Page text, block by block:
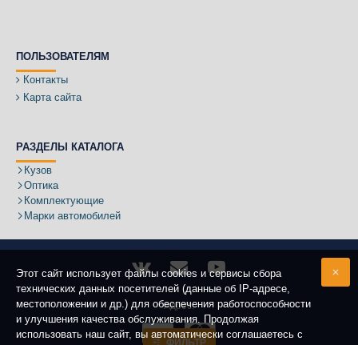
ПОЛЬЗОВАТЕЛЯМ
Контакты
Карта сайта
РАЗДЕЛЫ КАТАЛОГА
Кузов
Оптика
Комплектующие
Марки автомобилей
Адрес:
Этот сайт использует файлы cookies и сервисы сбора
технических данных посетителей (данные об IP-адресе,
местоположении и др.) для обеспечения работоспособности
и улучшения качества обслуживания. Продолжая
использовать наш сайт, вы автоматически соглашаетесь с
ФИЛЬТР